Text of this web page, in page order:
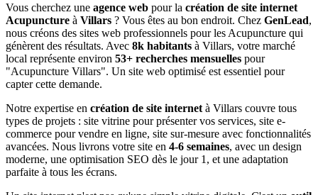
Vous cherchez une agence web pour la création de site internet
Acupuncture à Villars ? Vous êtes au bon endroit. Chez GenLead,
nous créons des sites web professionnels pour les Acupuncture qui
génèrent des résultats. Avec 8k habitants à Villars, votre marché
local représente environ 53+ recherches mensuelles pour
"Acupuncture Villars". Un site web optimisé est essentiel pour
capter cette demande.
Notre expertise en création de site internet à Villars couvre tous
types de projets : site vitrine pour présenter vos services, site e-
commerce pour vendre en ligne, site sur-mesure avec fonctionnalités
avancées. Nous livrons votre site en 4-6 semaines, avec un design
moderne, une optimisation SEO dès le jour 1, et une adaptation
parfaite à tous les écrans.